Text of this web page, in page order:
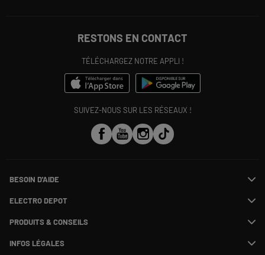
RESTONS EN CONTACT
TÉLÉCHARGEZ NOTRE APPLI !
SUIVEZ-NOUS SUR LES RÉSEAUX !
BESOIN D'AIDE
Suivre ma commande
SAV
Payer en plusieurs fois
Information phishing
ELECTRO DEPOT
Rejoignez-nous !
PRODUITS & CONSEILS
Nos marques
Les avis du site
INFOS LÉGALES